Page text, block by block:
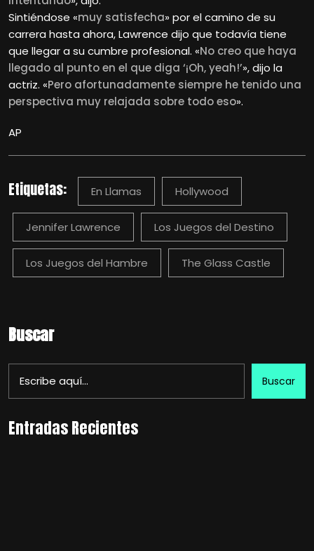
Sintiéndose «muy satisfecha» por el camino de su
carrera hasta ahora, Lawrence dijo que todavía tiene
que llegar a su cumbre profesional. «No creo que haya
llegado al punto en el que diga ‘¡Oh, yeah!’», dijo la
actriz. «Pero afortunadamente siempre he tenido una
perspectiva muy relajada sobre todo eso».
AP
Etiquetas: En Llamas Hollywood
Jennifer Lawrence Los Juegos del Destino
Los Juegos del Hambre The Glass Castle
Buscar
Buscar
Entradas Recientes